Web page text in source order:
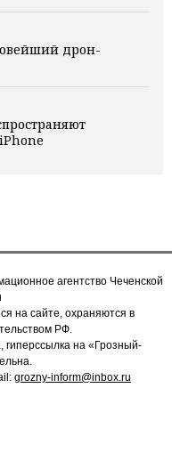
дрон-
агентство Чеченской
на сайте, охраняются в
РФ.
гиперссылка на «Грозный-
grozny-inform@inbox.ru